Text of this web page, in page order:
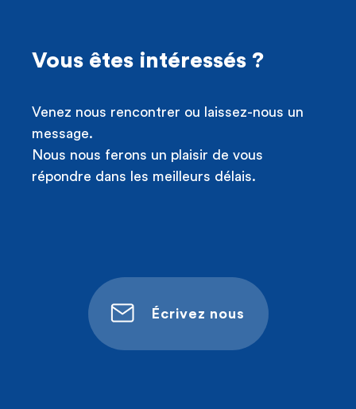
Vous êtes intéressés ?
Venez nous rencontrer ou laissez-nous un
message.
Nous nous ferons un plaisir de vous
répondre dans les meilleurs délais.
Écrivez nous